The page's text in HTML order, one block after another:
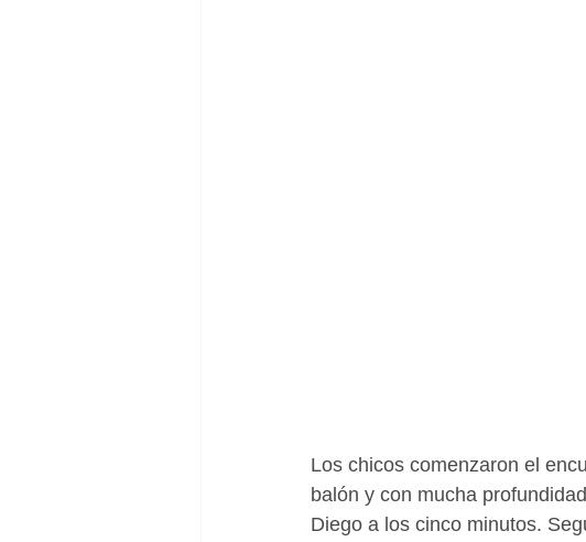
Los chicos comenzaron el
balón y con mucha
Diego a los cinco minutos.